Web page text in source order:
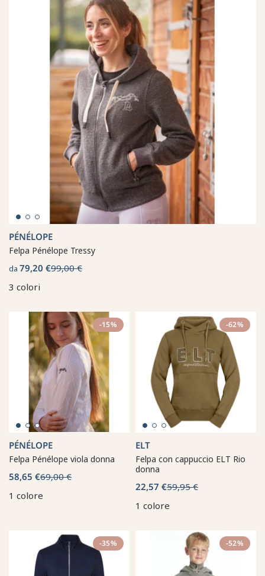
PÉNÉLOPE
Felpa Pénélope Tressy
da 79,20 €99,00 €
3 colori
-15%
PÉNÉLOPE
Felpa Pénélope viola donna
58,65 €69,00 €
1 colore
-62%
ELT
Felpa con cappuccio ELT Rio
donna
22,57 €59,95 €
1 colore
-35% -52%